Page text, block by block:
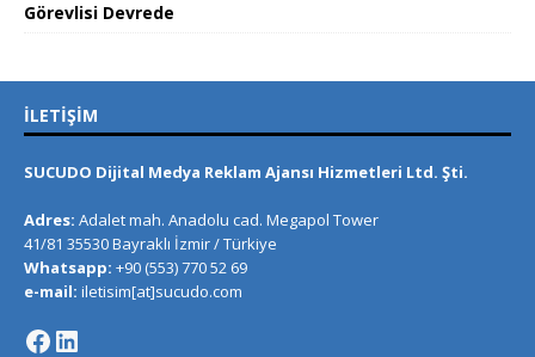
Görevlisi Devrede
İLETIŞIM
SUCUDO Dijital Medya Reklam Ajansı Hizmetleri Ltd. Şti.
Adres: Adalet mah. Anadolu cad. Megapol Tower
41/81 35530 Bayraklı İzmir / Türkiye
Whatsapp: +90 (553) 770 52 69
e-mail: iletisim[at]sucudo.com